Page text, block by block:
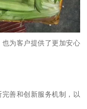
为客户提供了更加安心
善和创新服务机制，以